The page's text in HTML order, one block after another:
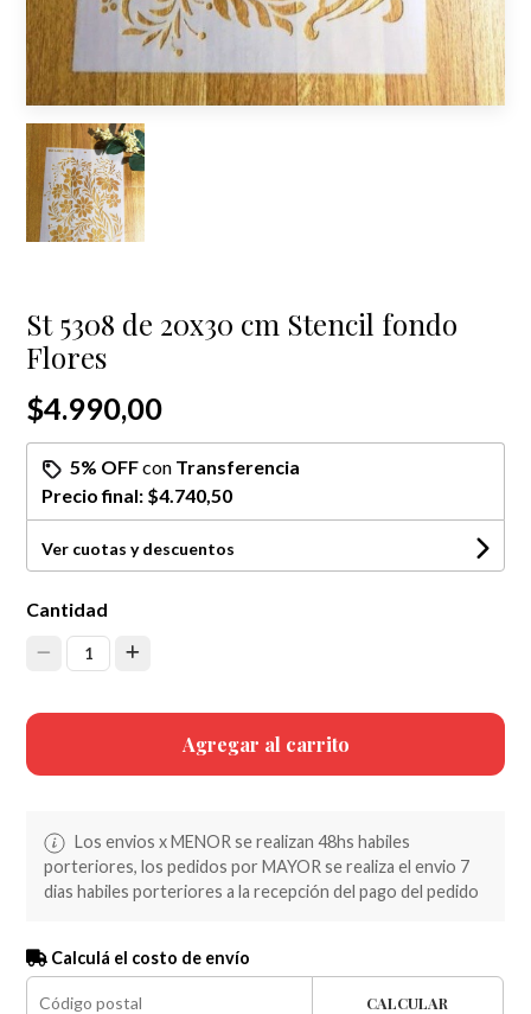
St 5308 de 20x30 cm Stencil fondo
Flores
$4.990,00
5% OFFcon Transferencia
Precio final: $4.740,50
Ver cuotas y descuentos
Cantidad
1
Agregar al carrito
Los envios x MENOR se realizan 48hs habiles
porteriores, los pedidos por MAYOR se realiza el envio 7
dias habiles porteriores a la recepción del pago del pedido
Calculá el costo de envío
CALCULAR